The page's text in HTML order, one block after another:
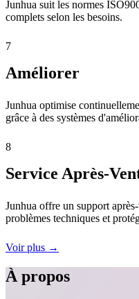
Junhua suit les normes
complets selon les besoins.
7
Améliorer
Junhua optimise
grâce à des systèmes
8
Service Après-
Junhua offre un support
problèmes techniques et
Voir plus →
À propos